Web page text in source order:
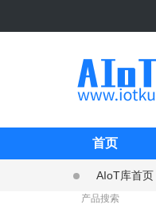
首页
AIoT库首页